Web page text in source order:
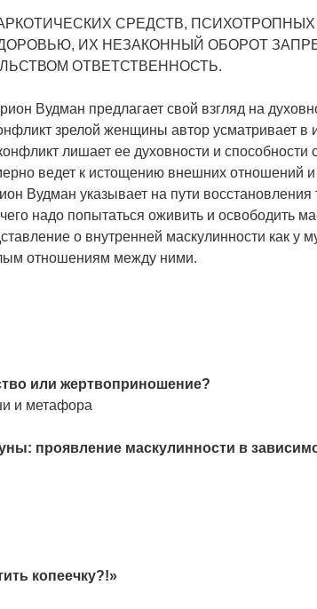
701-7
СРЕДСТВ,
ИХ НЕЗАКОННЫЙ ОБОРОТ
ОТВЕТСТВЕННОСТЬ.
Вудман предлагает свой взгляд на
зрелой женщины автор усматривает в
лишает ее духовности и способности
ведет к истощению внешних отношений и
Вудман указывает на пути восстановления
надо попытаться оживить и освободить
о внутренней маскулинности как у
отношениям между ними.
или жертвоприношение?
и метафора
проявление маскулинности в
копеечку?!»